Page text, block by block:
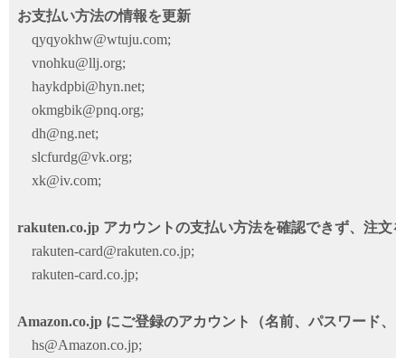
お支払い方法の情報を更新
qyqyokhw@wtuju.com;
vnohku@llj.org;
haykdpbi@hyn.net;
okmgbik@pnq.org;
dh@ng.net;
slcfurdg@vk.org;
xk@iv.com;
rakuten.co.jp アカウントの支払い方法を確認できず、注文
rakuten-card@rakuten.co.jp;
rakuten-card.co.jp;
Amazon.co.jp にご登録のアカウント（名前、パスワード、
hs@Amazon.co.jp;